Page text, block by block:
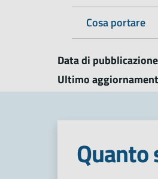
Cosa portare
Data di
Ultimo
Quanto